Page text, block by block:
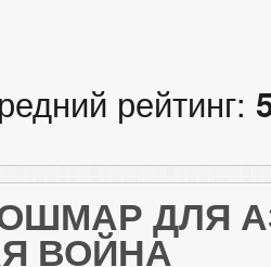
рейтинг:
ДЛЯ
ВОЙНА